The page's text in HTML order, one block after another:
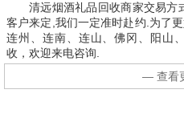
清远烟酒礼品回收商家交易方
客户来定,我们一定准时赴约.为了
连州、连南、连山、佛冈、阳山
收，欢迎来电咨询.
— 查看